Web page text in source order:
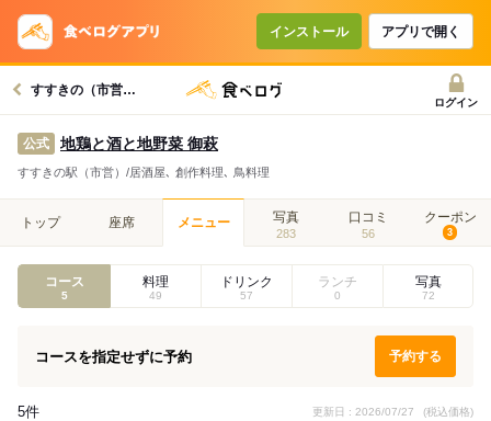
インストール アプリで開く
すすきの（市営）駅グルメへ
ログイン
公式 地鶏と酒と地野菜 御萩
すすきの駅（市営）/居酒屋､ 創作料理､ 鳥料理
トップ 座席 メニュー 写真
283
口コミ
56
クーポン
3
コース
5
料理
49
ドリンク
57
ランチ
0
写真
72
コースを指定せずに予約 予約する
5件 更新日 : 2026/07/27 (税込価格)
コースで使えるクーポン
戻る
クーポンを利用せず予約する